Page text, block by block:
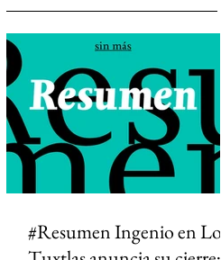
#Resumen Ingenio en Los